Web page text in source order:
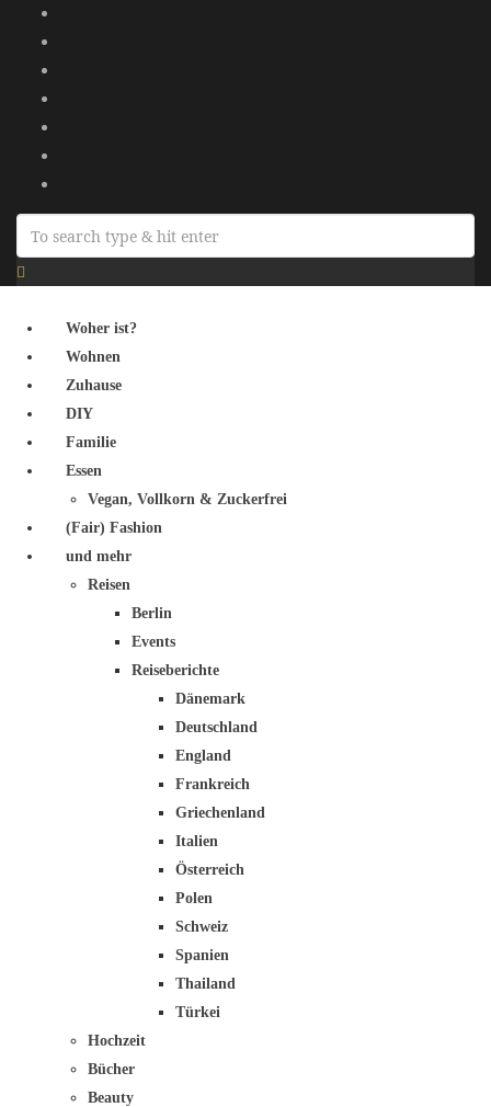
Woher ist?
Wohnen
Zuhause
DIY
Familie
Essen
Vegan, Vollkorn & Zuckerfrei
(Fair) Fashion
und mehr
Reisen
Berlin
Events
Reiseberichte
Dänemark
Deutschland
England
Frankreich
Griechenland
Italien
Österreich
Polen
Schweiz
Spanien
Thailand
Türkei
Hochzeit
Bücher
Beauty